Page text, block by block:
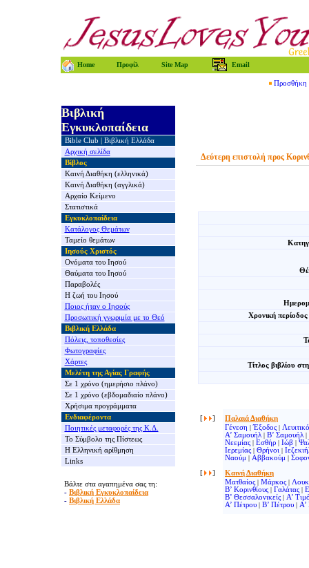
Home Προφίλ Site Map Email
Προσθήκη
Βιβλική
Εγκυκλοπαίδεια
Bible Club
Βιβλική Ελλάδα
Αρχική σελίδα
Βίβλος
Καινή Διαθήκη (ελληνικά)
Καινή Διαθήκη (αγγλικά)
Αρχαίο Κείμενο
Στατιστικά
Εγκυκλοπαίδεια
Κατάλογος Θεμάτων
Ταμείο θεμάτων
Ιησούς Χριστός
Ονόματα του Ιησού
Θαύματα του Ιησού
Παραβολές
Η ζωή του Ιησού
Ποιος ήταν ο Ιησούς
Προσωπική γνωριμία με το Θεό
Βιβλική Ελλάδα
Πόλεις, τοποθεσίες
Φωτογραφίες
Χάρτες
Μελέτη της Αγίας Γραφής
Σε 1 χρόνο (ημερήσιο πλάνο)
Σε 1 χρόνο (εβδομαδιαίο πλάνο)
Χρήσιμα προγράμματα
Ενδιαφέροντα
Ποιητικές μεταφορές της Κ.Δ.
Το Σύμβολο της Πίστεως
Η Ελληνική αρίθμηση
Links
Βάλτε στα αγαπημένα σας τη:
- Βιβλική Εγκυκλοπαίδεια
- Βιβλική Ελλάδα
Δεύτερη επιστολή προς
Χρονική
Τίτλος βιβλίου
[ ]
Παλαιά Διαθήκη
Γένεση |Έξοδος | Λευιτικό
Α’ Σαμουήλ | Β’ Σαμουήλ |
Νεεμίας | Εσθήρ | Ιώβ |
Ιερεμίας | Θρήνοι |
Ναούμ | Αββακούμ |
[
]
Καινή Διαθήκη
Ματθαίος | Μάρκος |
Β’ Κορινθίους | Γαλάτας |
Β’ Θεσσαλονικείς | Α’
Α’ Πέτρου | Β’ Πέτρου | Α’